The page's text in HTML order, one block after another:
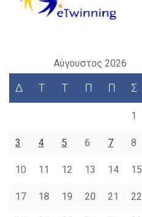
Αύγουστος 2026
Δ Τ Τ Π Π Σ
1
3 4 5 6 7 8
10 11 12 13 14 15
17 18 19 20 21 22